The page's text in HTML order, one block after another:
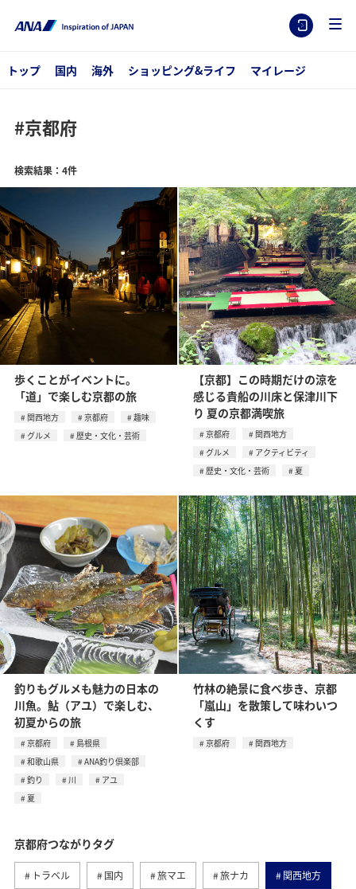
トップ 国内 海外 ショッピング&ライフ マイレージ
#京都府
検索結果：4件
歩くことがイベントに。
「道」で楽しむ京都の旅
関西地方 京都府
趣味
グルメ
歴史・文化・芸術
【京都】この時期だけの涼を
感じる貴船の川床と保津川下
り 夏の京都満喫旅
京都府
関西地方
グルメ
アクティビティ
歴史・文化・芸術
夏
釣りもグルメも魅力の日本の
川魚。鮎（アユ）で楽しむ、
初夏からの旅
京都府
島根県
和歌山県
ANA釣り倶楽部
釣り
川
アユ
夏
竹林の絶景に食べ歩き、京都
「嵐山」を散策して味わいつ
くす
京都府 関西地方
京都府つながりタグ
トラベル 国内 旅マエ 旅ナカ 関西地方